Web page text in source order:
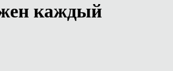
каждый